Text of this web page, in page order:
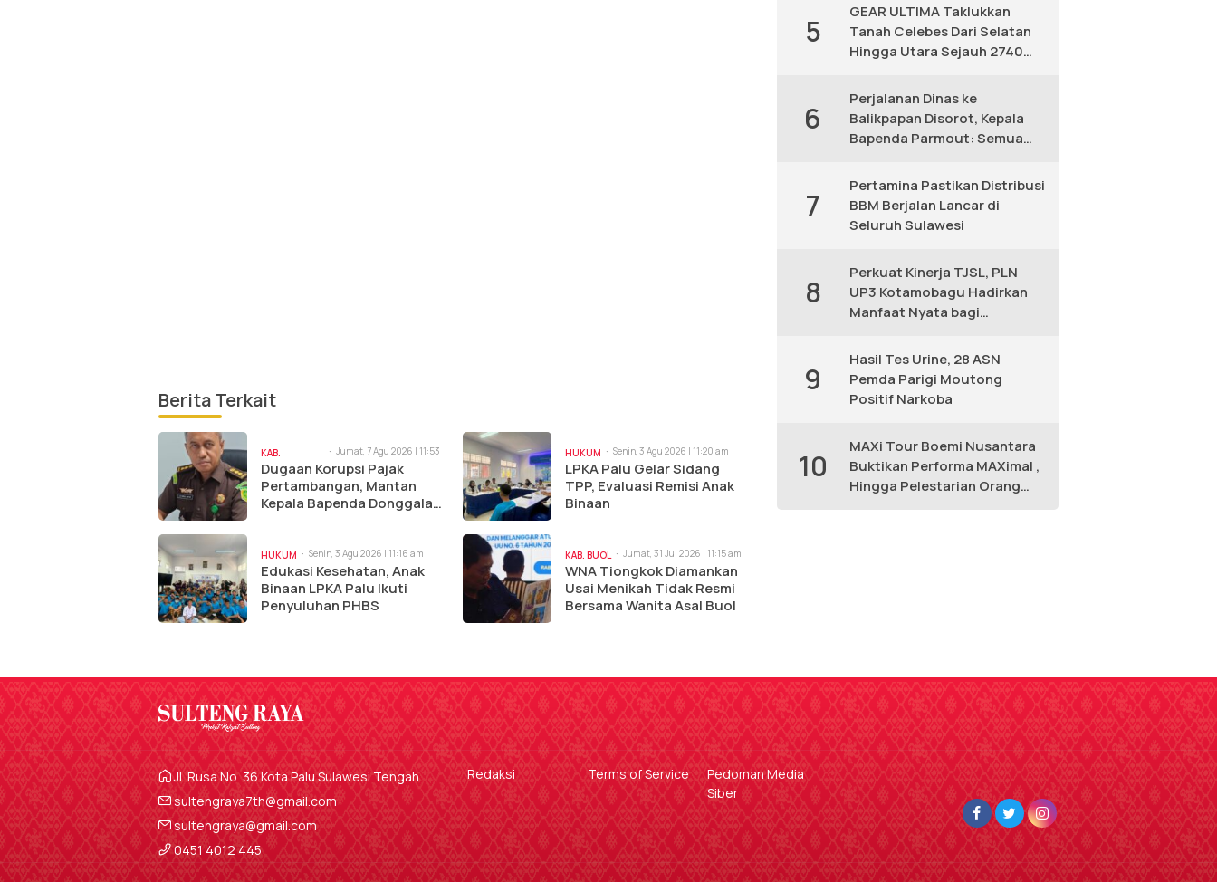
Berita Terkait
KAB.
DONGGALA
Jumat, 7 Agu 2026 | 11:53
am
Dugaan Korupsi Pajak
Pertambangan, Mantan
Kepala Bapenda Donggala
HUKUM Senin, 3 Agu 2026 | 11:20 am
LPKA Palu Gelar Sidang
TPP, Evaluasi Remisi Anak
Binaan
HUKUM Senin, 3 Agu 2026 | 11:16 am
Edukasi Kesehatan, Anak
Binaan LPKA Palu Ikuti
Penyuluhan PHBS
KAB. BUOL Jumat, 31 Jul 2026 | 11:15 am
WNA Tiongkok Diamankan
Usai Menikah Tidak Resmi
Bersama Wanita Asal Buol
5
GEAR ULTIMA Taklukkan
Tanah Celebes Dari Selatan
Hingga Utara Sejauh 2740
6
Perjalanan Dinas ke
Balikpapan Disorot, Kepala
Bapenda Parmout: Semua
7
Pertamina Pastikan Distribusi
BBM Berjalan Lancar di
Seluruh Sulawesi
8
Perkuat Kinerja TJSL, PLN
UP3 Kotamobagu Hadirkan
Manfaat Nyata bagi
9
Hasil Tes Urine, 28 ASN
Pemda Parigi Moutong
Positif Narkoba
10
MAXi Tour Boemi Nusantara
Buktikan Performa MAXimal ,
Hingga Pelestarian Orang
Jl. Rusa No. 36 Kota Palu Sulawesi Tengah
sultengraya7th@gmail.com
sultengraya@gmail.com
0451 4012 445
Redaksi Terms of Service
Pedoman Media
Siber